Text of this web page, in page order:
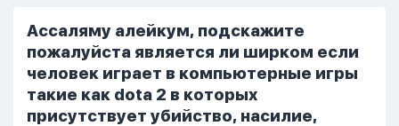
Ассаляму алейкум, подскажите
пожалуйста является ли ширком если
человек играет в компьютерные игры
такие как dota 2 в которых
присутствует убийство, насилие,